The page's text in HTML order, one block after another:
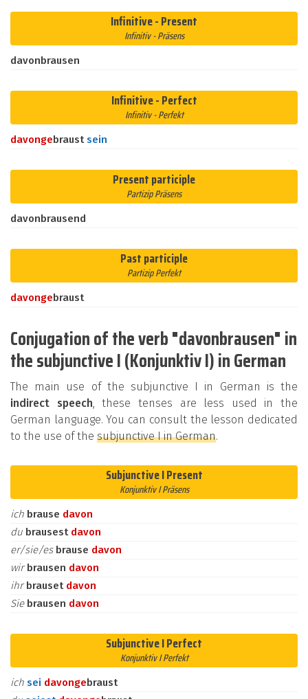
Infinitive - Present
Infinitiv - Präsens
davonbrausen
Infinitive - Perfect
Infinitiv - Perfekt
davongebraustsein
Present participle
Partizip Präsens
davonbrausend
Past participle
Partizip Perfekt
davongebraust
Conjugation of the verb "davonbrausen" in
the subjunctive I (Konjunktiv I) in German
The main use of the subjunctive I in German is the
indirect speech, these tenses are less used in the
German language. You can consult the lesson dedicated
to the use of the subjunctive I in German.
Subjunctive I Present
Konjunktiv I Präsens
ich brause davon
du brausest davon
er/sie/es brause davon
wirbrausen davon
ihrbrauset davon
Sie brausen davon
Subjunctive I Perfect
Konjunktiv I Perfekt
ich sei davongebraust